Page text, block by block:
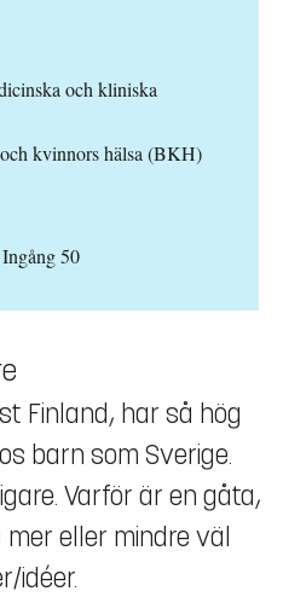
och kliniska
kvinnors hälsa (BKH)
50
Finland, har så hög
barn som Sverige.
Varför är en gåta,
eller mindre väl
idéer.